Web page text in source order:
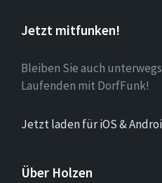
Jetzt mitfunken!
Bleiben Sie auch
Laufenden mit DorfFunk!
Jetzt laden für iOS &
Über Holzen